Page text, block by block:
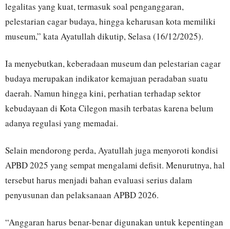
legalitas yang kuat, termasuk soal penganggaran,
pelestarian cagar budaya, hingga keharusan kota memiliki
museum,” kata Ayatullah dikutip, Selasa (16/12/2025).
Ia menyebutkan, keberadaan museum dan pelestarian cagar
budaya merupakan indikator kemajuan peradaban suatu
daerah. Namun hingga kini, perhatian terhadap sektor
kebudayaan di Kota Cilegon masih terbatas karena belum
adanya regulasi yang memadai.
Selain mendorong perda, Ayatullah juga menyoroti kondisi
APBD 2025 yang sempat mengalami defisit. Menurutnya, hal
tersebut harus menjadi bahan evaluasi serius dalam
penyusunan dan pelaksanaan APBD 2026.
“Anggaran harus benar-benar digunakan untuk kepentingan